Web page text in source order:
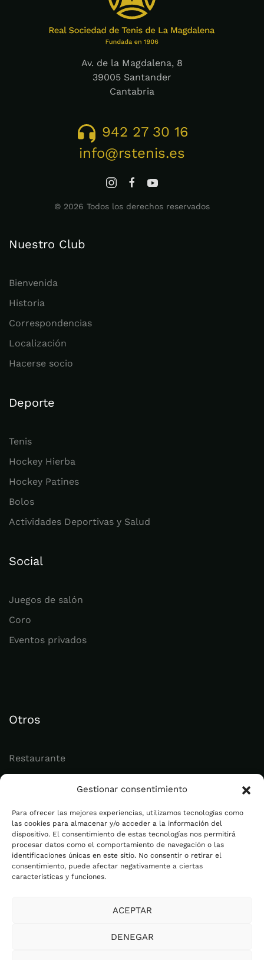
Gestionar consentimiento
Para ofrecer las mejores experiencias, utilizamos tecnologías como
las cookies para almacenar y/o acceder a la información del
dispositivo. El consentimiento de estas tecnologías nos permitirá
procesar datos como el comportamiento de navegación o las
identificaciones únicas en este sitio. No consentir o retirar el
consentimiento, puede afectar negativamente a ciertas
características y funciones.
ACEPTAR
DENEGAR
Av. de la Magdalena, 8
39005 Santander
Cantabria
942 27 30 16
info@rstenis.es
© 2026 Todos los derechos reservados
Nuestro Club
Bienvenida
Historia
Correspondencias
Localización
Hacerse socio
Deporte
Tenis
Hockey Hierba
Hockey Patines
Bolos
Actividades Deportivas y Salud
Social
Juegos de salón
Coro
Eventos privados
Otros
Restaurante
Legal
Aviso legal